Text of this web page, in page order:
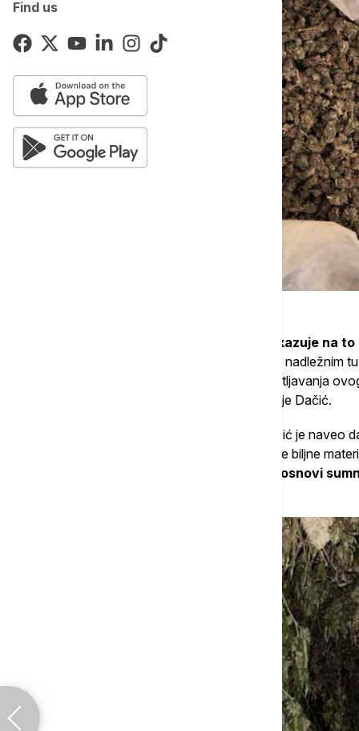
Find us
"Želim posebno da naglasim da sve ukazuje na
zbog čega policija, u koordinaciji sa nadležnim
sve neophodne mere radi potpunog rasvetljavanja
proizvodnju i distribuciju narkotika", rekao je Dačić.
Kako se navodi u saopštenju MUP-a, Dačić je naveo
koristio J.M, pronađene su stabljike zeljaste biljne
osušenom materijom, za koju postoje osnovi